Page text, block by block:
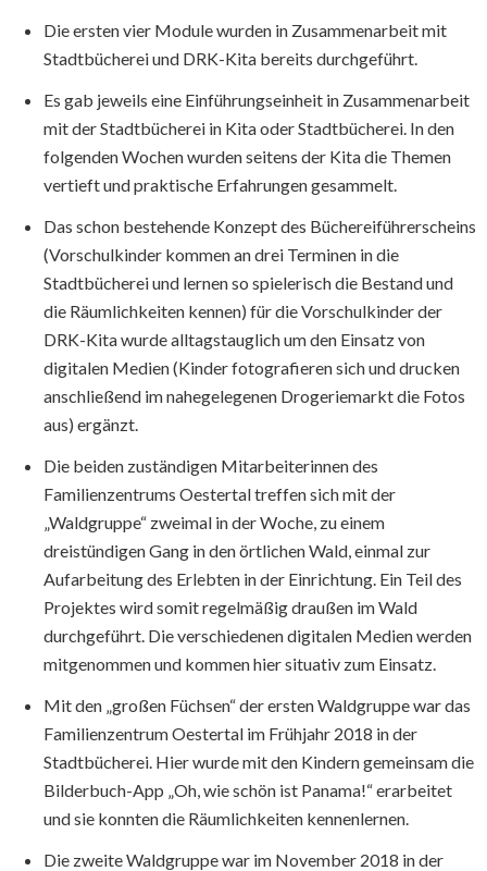
Die ersten vier Module wurden in Zusammenarbeit mit
Stadtbücherei und DRK-Kita bereits durchgeführt.
Es gab jeweils eine Einführungseinheit in Zusammenarbeit
mit der Stadtbücherei in Kita oder Stadtbücherei. In den
folgenden Wochen wurden seitens der Kita die Themen
vertieft und praktische Erfahrungen gesammelt.
Das schon bestehende Konzept des Büchereiführerscheins
(Vorschulkinder kommen an drei Terminen in die
Stadtbücherei und lernen so spielerisch die Bestand und
die Räumlichkeiten kennen) für die Vorschulkinder der
DRK-Kita wurde alltagstauglich um den Einsatz von
digitalen Medien (Kinder fotografieren sich und drucken
anschließend im nahegelegenen Drogeriemarkt die Fotos
aus) ergänzt.
Die beiden zuständigen Mitarbeiterinnen des
Familienzentrums Oestertal treffen sich mit der
„Waldgruppe“ zweimal in der Woche, zu einem
dreistündigen Gang in den örtlichen Wald, einmal zur
Aufarbeitung des Erlebten in der Einrichtung. Ein Teil des
Projektes wird somit regelmäßig draußen im Wald
durchgeführt. Die verschiedenen digitalen Medien werden
mitgenommen und kommen hier situativ zum Einsatz.
Mit den „großen Füchsen“ der ersten Waldgruppe war das
Familienzentrum Oestertal im Frühjahr 2018 in der
Stadtbücherei. Hier wurde mit den Kindern gemeinsam die
Bilderbuch-App „Oh, wie schön ist Panama!“ erarbeitet
und sie konnten die Räumlichkeiten kennenlernen.
Die zweite Waldgruppe war im November 2018 in der